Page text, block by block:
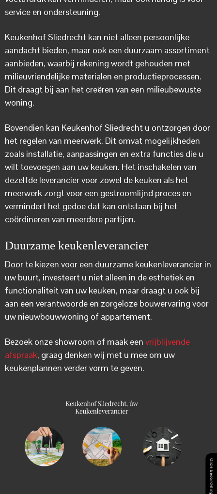
service en ondersteuning.
Keukenhof Sliedrecht kan niet alleen persoonlijke
aandacht bieden, maar ook een duurzaam assortiment
aanbieden, waarbij rekening wordt gehouden met
milieuvriendelijke materialen en productieprocessen.
Dit draagt bij aan het creëren van een milieubewuste
woning.
Bovendien kan Keukenhof Sliedrecht u ontzorgen door
het regelen van meerwerk. Dit omvat mogelijkheden
zoals installatie, aanpassingen en extra functies die u
wilt toevoegen aan uw keuken. Het inschakelen van
dezelfde leverancier voor zowel de keuken als het
meerwerk zorgt voor een gestroomlijnd proces en
vermindert het gedoe dat kan ontstaan bij het
coördineren van meerdere partijen.
Duurzame keukenleverancier
Door te kiezen voor een duurzame keukenleverancier in
uw buurt, investeert u niet alleen in de esthetiek en
functionaliteit van uw keuken, maar draagt u ook bij
aan een verantwoorde en zorgeloze bouwervaring voor
uw nieuwbouwwoning of appartement.
Bezoek onze showroom of maak een vrijblijvende
afspraak, graag denken wij met u mee om uw
keukenplannen verder vorm te geven.